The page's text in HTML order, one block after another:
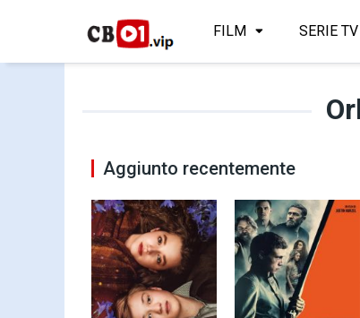
FILM SERIE TV
Aggiunto recentemente